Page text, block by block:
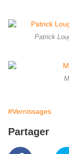
Patrick
#Vernissages
Partager